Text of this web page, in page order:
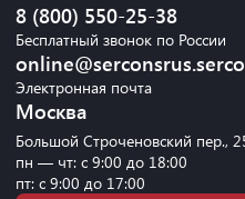
8 (800) 550-25-38
Бесплатный звонок по России
Электронная почта
Москва
Большой Строченовский пер.,
пн — чт: с 9:00 до 18:00
пт: с 9:00 до 17:00